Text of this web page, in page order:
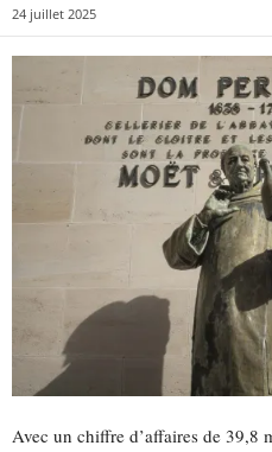
24 juillet 2025
Avec un chiffre d’affaires de 39,8